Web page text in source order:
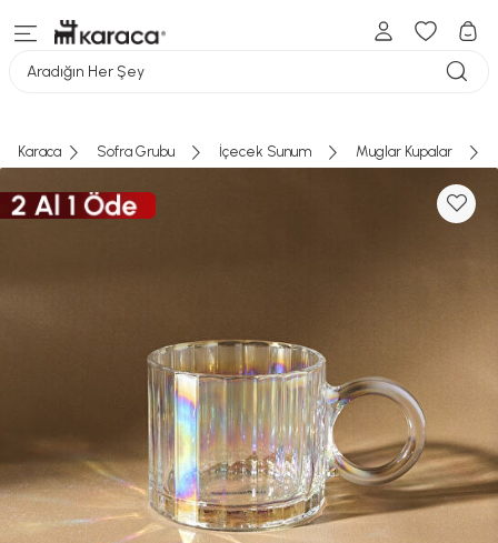
Aradığın Her Şey
Karaca Sofra Grubu İçecek Sunum Muglar Kupalar